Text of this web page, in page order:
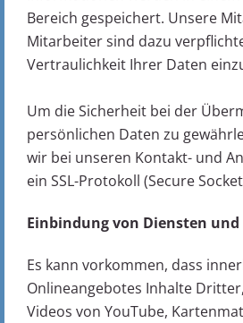
Bereich gespeichert. Unsere
Mitarbeiter sind dazu
Vertraulichkeit Ihrer Daten
Um die Sicherheit bei der
persönlichen Daten zu
wir bei unseren Kontakt- und
ein SSL-Protokoll (Secure
Einbindung von Diensten
Es kann vorkommen, dass
Onlineangebotes Inhalte
Videos von YouTube,